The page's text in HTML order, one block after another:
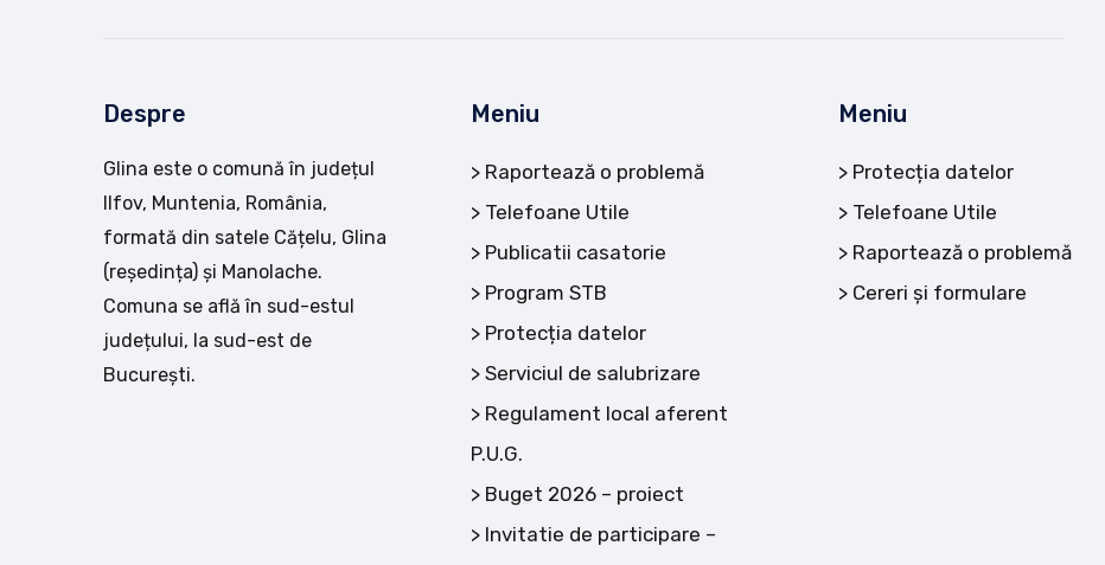
Despre
Glina este o comună în județul
Ilfov, Muntenia, România,
formată din satele Cățelu, Glina
(reședința) și Manolache.
Comuna se află în sud-estul
județului, la sud-est de
București.
Meniu
Raportează o problemă
Telefoane Utile
Publicatii casatorie
Program STB
Protecția datelor
Serviciul de salubrizare
Regulament local aferent
P.U.G.
Buget 2026 – proiect
Invitatie de participare –
Meniu
Protecția datelor
Telefoane Utile
Raportează o problemă
Cereri și formulare